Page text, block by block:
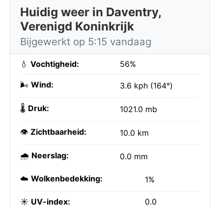
Huidig weer in Daventry,
Verenigd Koninkrijk
Bijgewerkt op 5:15 vandaag
💧 Vochtigheid: 56%
🌬️ Wind: 3.6 kph (164°)
🌡️ Druk: 1021.0 mb
👁️ Zichtbaarheid: 10.0 km
🌧️ Neerslag: 0.0 mm
☁️ Wolkenbedekking: 1%
☀️ UV-index: 0.0